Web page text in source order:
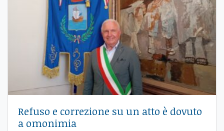
Refuso e correzione su un atto è dovuto
a omonimia